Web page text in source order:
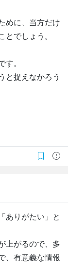
めに、当方だけ
とでしょう。
す。
と捉えなかろう
ありがたい」と
上がるので、多
、有意義な情報